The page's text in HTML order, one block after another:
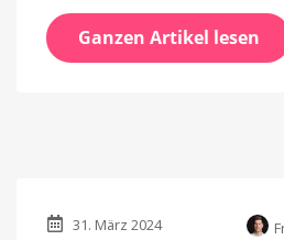
Ganzen Artikel lesen
31. März 2024